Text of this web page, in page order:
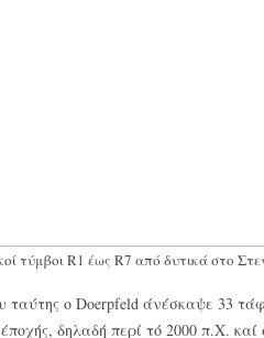
τύμβοι R1 έως R7 από δυτικά στο
ταύτης ο Doerpfeld άνέσκαψε 33
δηλαδή περί τό 2000 π.Χ.